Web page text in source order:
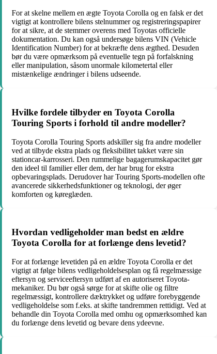
For at skelne mellem en ægte Toyota Corolla og en falsk er det
vigtigt at kontrollere bilens stelnummer og registreringspapirer
for at sikre, at de stemmer overens med Toyotas officielle
dokumentation. Du kan også undersøge bilens VIN (Vehicle
Identification Number) for at bekræfte dens ægthed. Desuden
bør du være opmærksom på eventuelle tegn på forfalskning
eller manipulation, såsom unormale kilometertal eller
mistænkelige ændringer i bilens udseende.
Hvilke fordele tilbyder en Toyota Corolla
Touring Sports i forhold til andre modeller?
Toyota Corolla Touring Sports adskiller sig fra andre modeller
ved at tilbyde ekstra plads og fleksibilitet takket være sin
stationcar-karrosseri. Den rummelige bagagerumskapacitet gør
den ideel til familier eller dem, der har brug for ekstra
opbevaringsplads. Derudover har Touring Sports-modellen ofte
avancerede sikkerhedsfunktioner og teknologi, der øger
komforten og køreglæden.
Hvordan vedligeholder man bedst en ældre
Toyota Corolla for at forlænge dens levetid?
For at forlænge levetiden på en ældre Toyota Corolla er det
vigtigt at følge bilens vedligeholdelsesplan og få regelmæssige
eftersyn og serviceeftersyn udført af en autoriseret Toyota-
mekaniker. Du bør også sørge for at skifte olie og filtre
regelmæssigt, kontrollere dæktrykket og udføre forebyggende
vedligeholdelse som f.eks. at skifte tandremmen rettidigt. Ved at
behandle din Toyota Corolla med omhu og opmærksomhed kan
du forlænge dens levetid og bevare dens ydeevne.